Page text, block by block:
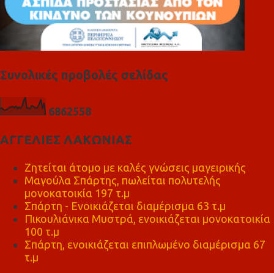
Συνολικές προβολές σελίδας
6862558
ΑΓΓΕΛΙΕΣ ΛΑΚΩΝΙΑΣ
Ζητείται άτομο με καλές γνώσεις μαγειρικής
Μαγούλα Σπάρτης, πωλείται πολυτελής
μονοκατοικία 197 τ.μ
Σπάρτη - Ενοικιάζεται διαμέρισμα 63 τ.μ
Πικουλιάνικα Μυστρά, ενοικιάζεται μονοκατοικία
100 τ.μ
Σπάρτη, ενοικιάζεται επιπλωμένο διαμέρισμα 67
τ.μ